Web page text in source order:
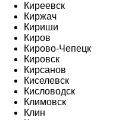
Киреевск
Киржач
Кириши
Киров
Кирово-Чепецк
Кировск
Кирсанов
Киселевск
Кисловодск
Климовск
Клин